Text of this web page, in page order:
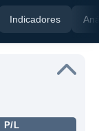
Indicadores
P/L